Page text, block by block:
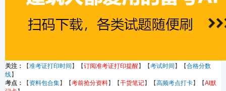
关注： 【准考证打印时间 】【订阅准考证打印提醒 】【考试时间 】【合格分数
线】
考点：
【 资料包合集】【考前抢分资料】【干货笔记】【高频考点打卡】【AI默